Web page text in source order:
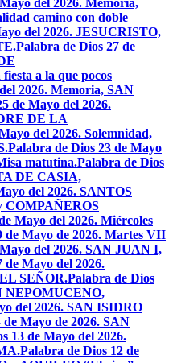
del 2026. Memoria,
camino con doble
del 2026. JESUCRISTO,
Palabra de Dios 27 de
fiesta a la que pocos
2026. Memoria, SAN
de Mayo del 2026.
DE LA
del 2026. Solemnidad,
Palabra de Dios 23 de Mayo
matutina.Palabra de Dios
DE CASIA,
del 2026. SANTOS
Mayo del 2026. Miércoles
de Mayo de 2026. Martes VII
del 2026. SAN JUAN I,
de Mayo del 2026.
SEÑOR.Palabra de Dios
NEPOMUCENO,
del 2026. SAN ISIDRO
Mayo de 2026. SAN
13 de Mayo del 2026.
Palabra de Dios 12 de